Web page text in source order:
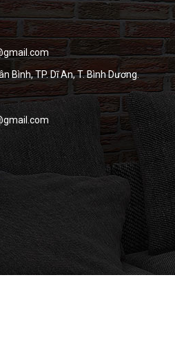
Bình, TP. Dĩ An, T. Bình Dương.